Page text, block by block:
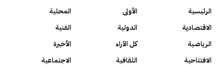
الرئيسية الأولى
المحلية
الاقتصادية
الدولية
الفنية
الرياضية
كل الآراء
الأخيرة
الافتتاحية
الثقافية
الاجتماعية